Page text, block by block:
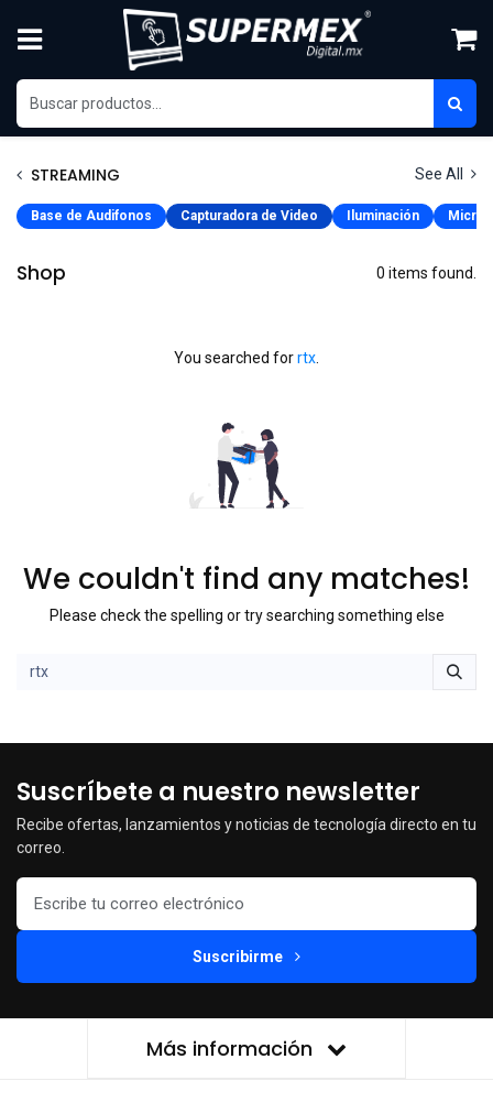
STREAMING See All
Base de Audifonos Capturadora de Video Iluminación
Shop 0 items found.
You searched forrtx
We couldn't find any matches!
Please check the spelling or try searching something else
Suscríbete a nuestro newsletter
Recibe ofertas, lanzamientos y noticias de tecnología directo en tu
correo.
Suscribirme
Más información